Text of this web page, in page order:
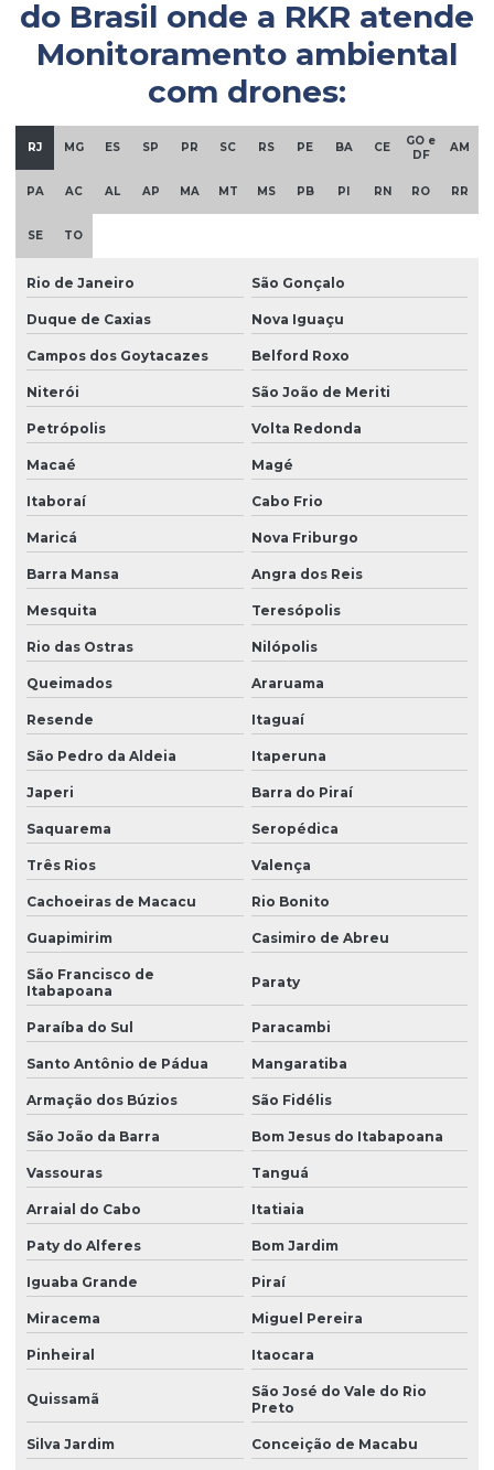
Empresa sondagem solo
Empresa de sondagem SPT
Empresa de topografia
Empresas de fundações e geotecnia
Empresas de investigação ambiental
Empresas de remediação ambiental
Empresas de sondagem a percussão
Empresas de sondagem rotativa diamantada
Ensaio geofísico
Ensaio geotécnico
Ensaio de sondagem do solo
Ensaios geotécnicos de laboratório
Ensaios laboratoriais de solos
Estudo de erosão
Estudo de solos
Gestão de áreas contaminadas
Investigação ambiental confirmatória
Investigação confirmatória
Investigação confirmatória de passivo ambiental
Investigação de passivo ambiental
Laudo de sondagem de solo
Levantamento topográfico cadastral
Levantamento topográfico com drone
Levantamento topográfico georreferenciado
Levantamento topográfico planialtimétrico cadastral
Levantamento topográfico planimétrico
Licença ambiental de instalação
Licença de instalação e licença de operação
Licença de instalação e operação
Licença de instalação preliminar
Licença de operação da empresa
do Brasil onde a RKR atende
Monitoramento ambiental
com drones:
RJ MG ES SP PR SC RS PE BA CE
GO e
DF
AM
PA AC AL AP MA MT MS PB PI RN RO RR
SE TO
Rio de Janeiro São Gonçalo
Duque de Caxias Nova Iguaçu
Campos dos Goytacazes Belford Roxo
Niterói São João de Meriti
Petrópolis Volta Redonda
Macaé Magé
Itaboraí Cabo Frio
Maricá Nova Friburgo
Barra Mansa Angra dos Reis
Mesquita Teresópolis
Rio das Ostras Nilópolis
Queimados Araruama
Resende Itaguaí
São Pedro da Aldeia Itaperuna
Japeri Barra do Piraí
Saquarema Seropédica
Três Rios Valença
Cachoeiras de Macacu Rio Bonito
Guapimirim Casimiro de Abreu
São Francisco de
Itabapoana
Paraty
Paraíba do Sul Paracambi
Santo Antônio de Pádua Mangaratiba
Armação dos Búzios São Fidélis
São João da Barra Bom Jesus do Itabapoana
Vassouras Tanguá
Arraial do Cabo Itatiaia
Paty do Alferes Bom Jardim
Iguaba Grande Piraí
Miracema Miguel Pereira
Pinheiral Itaocara
Quissamã
São José do Vale do Rio
Preto
Silva Jardim Conceição de Macabu